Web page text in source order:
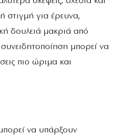
στιγμή για έρευνα,
δουλειά μακριά από
μπορεί να
πιο ώριμα και
να υπάρξουν